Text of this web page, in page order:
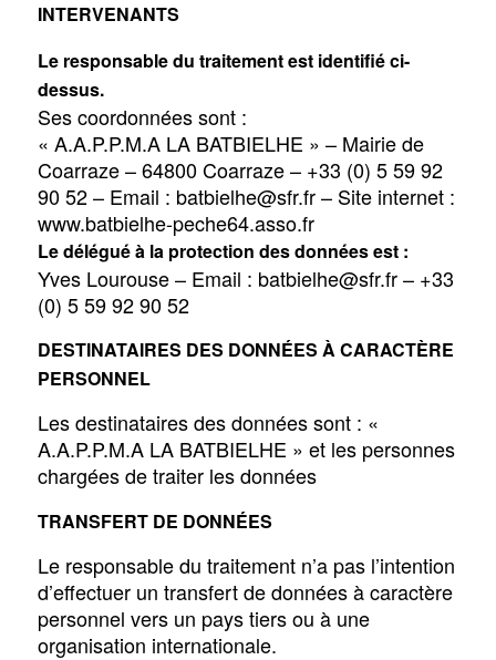
INTERVENANTS
Le responsable du traitement est identifié ci-
dessus.
Ses coordonnées sont :
« A.A.P.P.M.A LA BATBIELHE » – Mairie de
Coarraze – 64800 Coarraze – +33 (0) 5 59 92
90 52 – Email : batbielhe@sfr.fr – Site internet :
www.batbielhe-peche64.asso.fr
Le délégué à la protection des données est :
Yves Lourouse – Email : batbielhe@sfr.fr – +33
(0) 5 59 92 90 52
DESTINATAIRES DES DONNÉES À CARACTÈRE
PERSONNEL
Les destinataires des données sont : «
A.A.P.P.M.A LA BATBIELHE » et les personnes
chargées de traiter les données
TRANSFERT DE DONNÉES
Le responsable du traitement n’a pas l’intention
d’effectuer un transfert de données à caractère
personnel vers un pays tiers ou à une
organisation internationale.